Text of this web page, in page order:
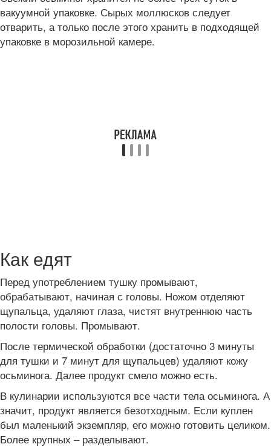
вакуумной упаковке. Сырых моллюсков следует
отварить, а только после этого хранить в подходящей
упаковке в морозильной камере.
Как едят
Перед употреблением тушку промывают,
обрабатывают, начиная с головы. Ножом отделяют
щупальца, удаляют глаза, чистят внутреннюю часть
полости головы. Промывают.
После термической обработки (достаточно 3 минуты
для тушки и 7 минут для щупальцев) удаляют кожу
осьминога. Далее продукт смело можно есть.
В кулинарии используются все части тела осьминога. А
значит, продукт является безотходным. Если куплен
был маленький экземпляр, его можно готовить целиком.
Более крупных – разделывают.